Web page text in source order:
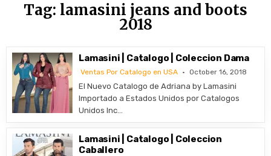
Tag: lamasini jeans and boots
2018
Lamasini | Catalogo | Coleccion Dama
Ventas Por Catalogo en USA October 16, 2018
El Nuevo Catalogo de Adriana by Lamasini
Importado a Estados Unidos por Catalogos
Unidos Inc…
Lamasini | Catalogo | Coleccion
Caballero